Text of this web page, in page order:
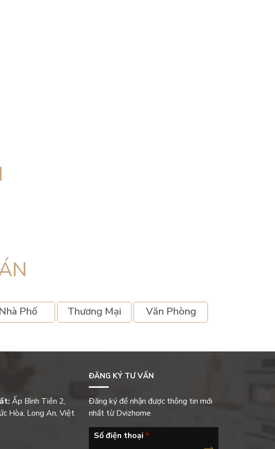
Nhà Phố Thương Mại Văn Phòng
Ấp Bình Tiền 2,
Hòa, Long An, Việt
ĐĂNG KÝ TƯ VẤN
Đăng ký để nhận được thông tin mới
nhất từ Dvizhome
Số điện thoại *